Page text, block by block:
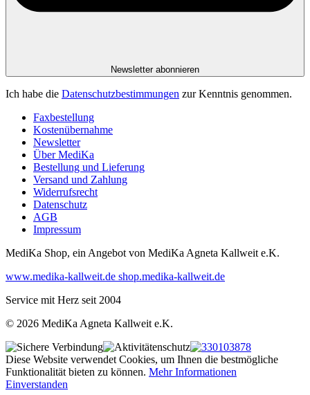
Newsletter abonnieren
Ich habe die Datenschutzbestimmungen zur Kenntnis genommen.
Faxbestellung
Kostenübernahme
Newsletter
Über MediKa
Bestellung und Lieferung
Versand und Zahlung
Widerrufsrecht
Datenschutz
AGB
Impressum
MediKa Shop, ein Angebot von MediKa Agneta Kallweit e.K.
www.medika-kallweit.de shop.medika-kallweit.de
Service mit Herz seit 2004
© 2026 MediKa Agneta Kallweit e.K.
Diese Website verwendet Cookies, um Ihnen die bestmögliche
Funktionalität bieten zu können. Mehr Informationen
Einverstanden